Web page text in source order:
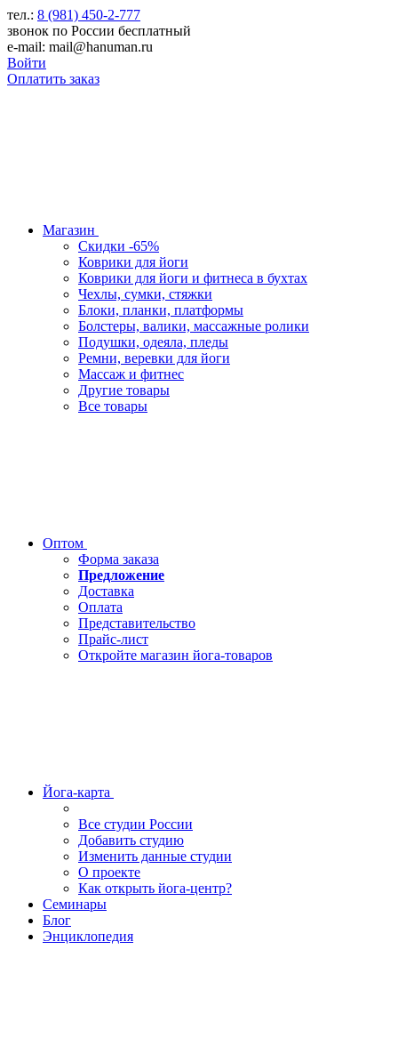
тел.: 8 (981) 450-2-777
звонок по России бесплатный
e-mail: mail@hanuman.ru
Войти
Оплатить заказ
Магазин
Скидки -65%
Коврики для йоги
Коврики для йоги и фитнеса в бухтах
Чехлы, сумки, стяжки
Блоки, планки, платформы
Болстеры, валики, массажные ролики
Подушки, одеяла, пледы
Ремни, веревки для йоги
Массаж и фитнес
Другие товары
Все товары
Оптом
Форма заказа
Предложение
Доставка
Оплата
Представительство
Прайс-лист
Откройте магазин йога-товаров
Йога-карта
Все студии России
Добавить студию
Изменить данные студии
О проекте
Как открыть йога-центр?
Семинары
Блог
Энциклопедия